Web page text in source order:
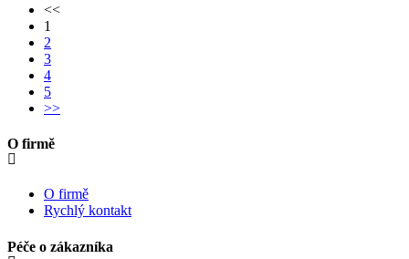
<<
1
2
3
4
5
>>
O firmě
O firmě
Rychlý kontakt
Péče o zákazníka